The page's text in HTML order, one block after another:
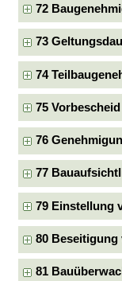
72
73
74
75 Vorbescheid
76
77
79 Einstellung
80
81